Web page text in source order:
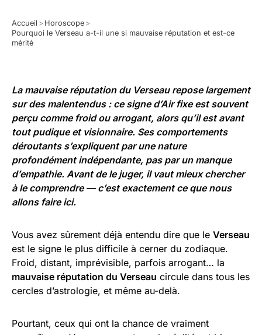
Accueil > Horoscope >
Pourquoi le Verseau a-t-il une si mauvaise réputation et est-ce
mérité
La mauvaise réputation du Verseau repose largement
sur des malentendus : ce signe d’Air fixe est souvent
perçu comme froid ou arrogant, alors qu’il est avant
tout pudique et visionnaire. Ses comportements
déroutants s’expliquent par une nature
profondément indépendante, pas par un manque
d’empathie. Avant de le juger, il vaut mieux chercher
à le comprendre — c’est exactement ce que nous
allons faire ici.
Vous avez sûrement déjà entendu dire que le Verseau
est le signe le plus difficile à cerner du zodiaque.
Froid, distant, imprévisible, parfois arrogant… la
mauvaise réputation du Verseau circule dans tous les
cercles d’astrologie, et même au-delà.
Pourtant, ceux qui ont la chance de vraiment